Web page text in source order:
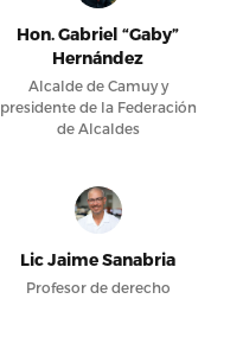
Hon. Gabriel “Gaby”
Hernández
Alcalde de Camuy y
presidente de la Federación
de Alcaldes
Lic Jaime Sanabria
Profesor de derecho